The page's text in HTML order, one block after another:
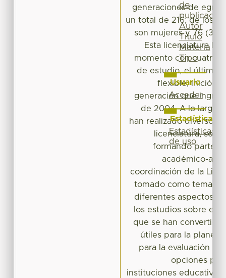
generaciones de
un total de 216; de los
son mujeres y 76
Esta licenciatura ha
momento con cuatro
de estudio, el último,
flexible, inició
generación que
de 2004. A lo largo
han realizado diversos
licenciatura,
formando parte
académico-
coordinación de la
tomado como tema a
diferentes aspectos.
los estudios sobre
que se han convertido
útiles para la
para la evaluación
opciones
instituciones educativas
de
publicación
Autor
Título
Materia
Tipo
Usuario
Acceder
Estadísticas
Estadísticas
de uso